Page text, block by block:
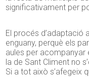
significativament per
El procés d’adaptació
enguany, perquè els
aules per
la de Sant Climent no
Si a tot això s’afegeix